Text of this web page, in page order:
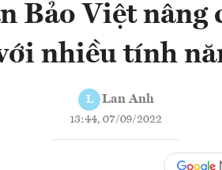
Bảo Việt nâng
nhiều tính
L Lan Anh
13:44, 07/09/2022